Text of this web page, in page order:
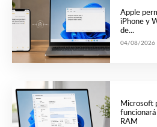
Apple
iPhone y
de...
04/08/2026
Microsoft
funcionará
RAM